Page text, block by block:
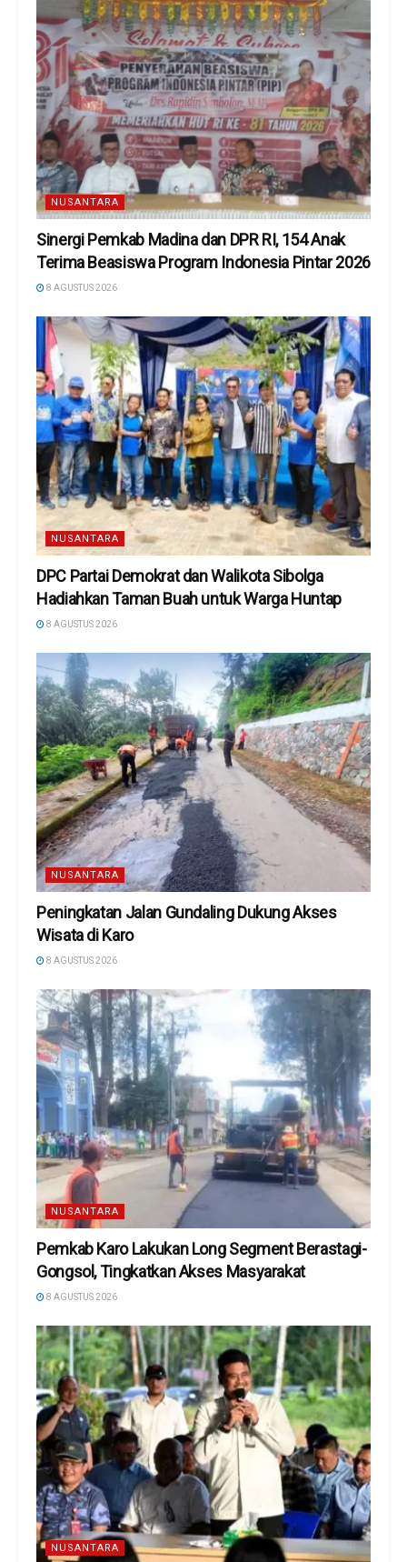
NUSANTARA
Sinergi Pemkab Madina dan DPR RI, 154 Anak
Terima Beasiswa Program Indonesia Pintar 2026
8 AGUSTUS 2026
NUSANTARA
DPC Partai Demokrat dan Walikota Sibolga
Hadiahkan Taman Buah untuk Warga Huntap
8 AGUSTUS 2026
NUSANTARA
Peningkatan Jalan Gundaling Dukung Akses
Wisata di Karo
8 AGUSTUS 2026
NUSANTARA
Pemkab Karo Lakukan Long Segment Berastagi-
Gongsol, Tingkatkan Akses Masyarakat
8 AGUSTUS 2026
NUSANTARA